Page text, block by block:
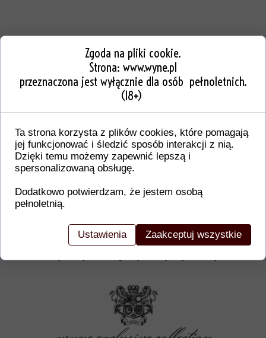
Dodatkowe informacje o produkcie
W tej sekcji warto umieścić istotne informacje,
gwarancji, zalecenia dotyczące montażu/
certyfikaty lub nagrody. Dzięki tym danym
Zgoda na pliki cookie.
Strona: www.wyne.pl
przeznaczona jest wyłącznie dla osób pełnoletnich.
(18+)
Ta strona korzysta z plików cookies, które pomagają
jej funkcjonować i śledzić sposób interakcji z nią.
Dzięki temu możemy zapewnić lepszą i
spersonalizowaną obsługę.
Dodatkowo potwierdzam, że jestem osobą
pełnoletnią.
Ustawienia Zaakceptuj wszystkie